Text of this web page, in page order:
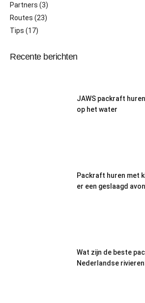
Partners (3)
Routes (23)
Tips (17)
Recente berichten
JAWS packraft
op het water
Packraft huren met
er een geslaagd
Wat zijn de beste
Nederlandse